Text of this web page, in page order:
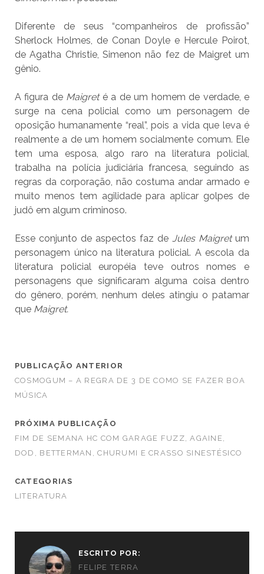
Diferente de seus “companheiros de profissão”
Sherlock Holmes, de Conan Doyle e Hercule Poirot,
de Agatha Christie, Simenon não fez de Maigret um
gênio.
A figura de Maigreté a de um homem de verdade, e
surge na cena policial como um personagem de
oposição humanamente “real”, pois a vida que leva é
realmente a de um homem socialmente comum. Ele
tem uma esposa, algo raro na literatura policial,
trabalha na polícia judiciária francesa, seguindo as
regras da corporação, não costuma andar armado e
muito menos tem agilidade para aplicar golpes de
judô em algum criminoso.
Esse conjunto de aspectos faz deJules Maigretum
personagem único na literatura policial. A escola da
literatura policial européia teve outros nomes e
personagens que significaram alguma coisa dentro
do gênero, porém, nenhum deles atingiu o patamar
que Maigret.
PUBLICAÇÃO ANTERIOR
COSMOGUM – A REGRA DE 3 DE COMO SE FAZER BOA
MÚSICA
PRÓXIMA PUBLICAÇÃO
FIM DE SEMANA HC COM GARAGE FUZZ, AGAINE,
DOD, BETTERMAN, CHURUMI E CRASSO SINESTÉSICO
CATEGORIAS
LITERATURA
ESCRITO POR:
FELIPE TERRA